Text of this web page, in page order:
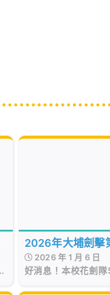
2026年大埔劍擊
劍分齡賽
2026 年 1 月 6 日
好消息！本校花劍隊